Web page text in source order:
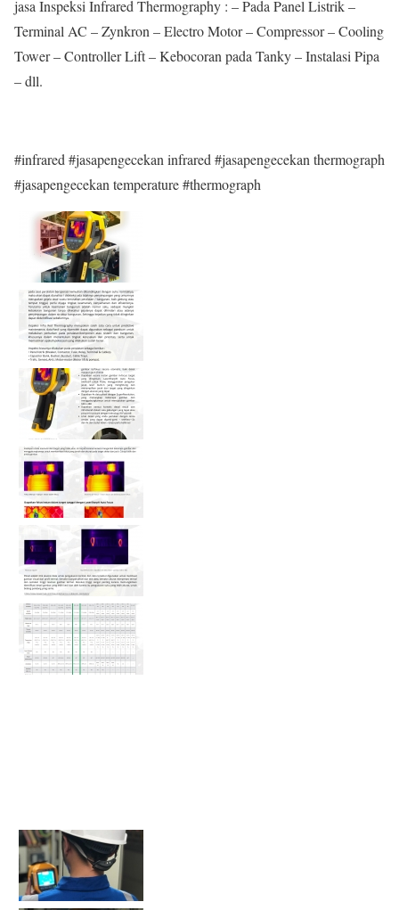
jasa Inspeksi Infrared Thermography : – Pada Panel Listrik –
Terminal AC – Zynkron – Electro Motor – Compressor – Cooling
Tower – Controller Lift – Kebocoran pada Tanky – Instalasi Pipa
– dll.
#infrared #jasapengecekan infrared #jasapengecekan thermograph
#jasapengecekan temperature #thermograph